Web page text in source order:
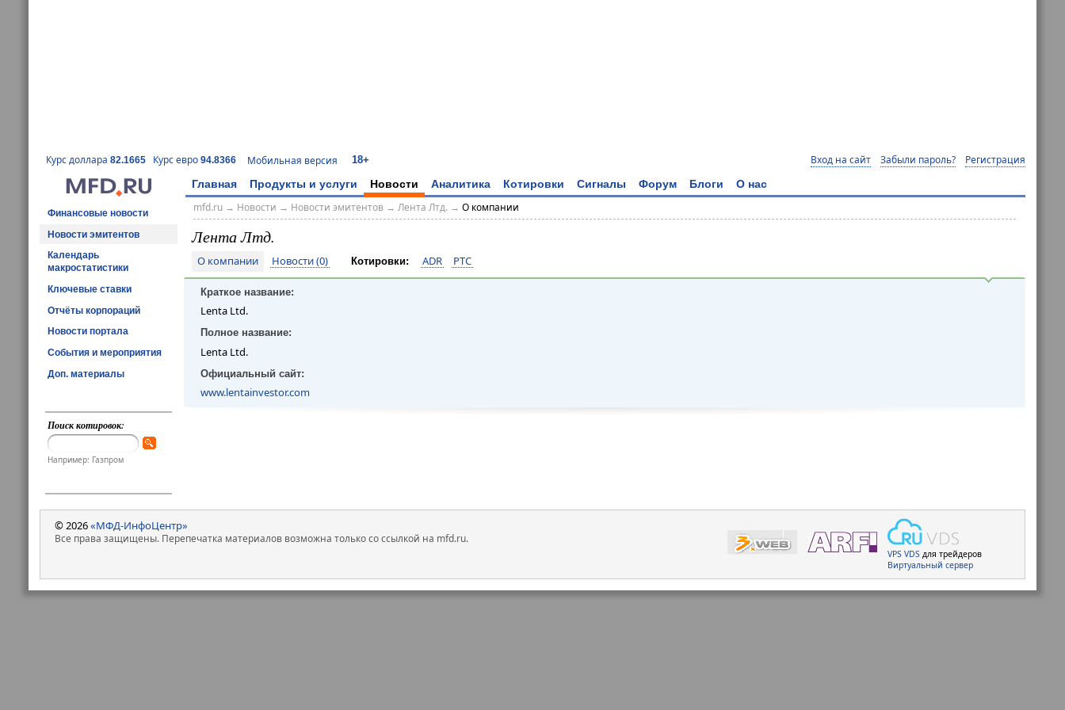
Курс доллара 82.1665 Курс евро 94.8366 Мобильная версия 18+ Вход на сайт Забыли пароль? Регистрация
Главная Продукты и услуги Новости Аналитика Котировки Сигналы Форум Блоги О нас
Финансовые новости
Новости эмитентов
Календарь
макростатистики
Ключевые ставки
Отчёты корпораций
Новости портала
События и мероприятия
Доп. материалы
Поиск котировок:
Например: Газпром
mfd.ru→ Новости → Новости эмитентов→ Лента Лтд. → О компании
Лента Лтд.
О компании Новости (0) Котировки: ADR РТС
Краткое название:
Lenta Ltd.
Полное название:
Lenta Ltd.
Официальный сайт:
www.lentainvestor.com
© 2026«МФД-ИнфоЦентр»
Все права защищены. Перепечатка материалов возможна только со ссылкой на mfd.ru.
VPS VDS для трейдеров
Виртуальный сервер